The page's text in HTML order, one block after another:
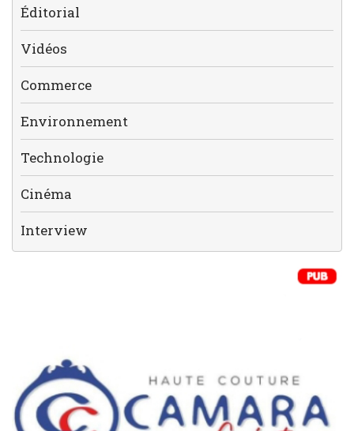
Éditorial
Vidéos
Commerce
Environnement
Technologie
Cinéma
Interview